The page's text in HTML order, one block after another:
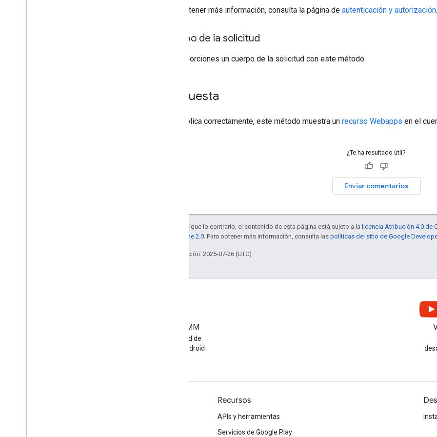
Para obtener más información, consulta la página de autenticación y autorización.
Cuerpo de la solicitud
No proporciones un cuerpo de la solicitud con este método.
Respuesta
Si se aplica correctamente, este método muestra un recurso Webapps en el
¿Te ha resultado útil?
Enviar comentarios
Salvo que se indique lo contrario, el contenido de esta página está sujeto a la licencia Atribución 4.0 de
licencia Apache 2.0 . Para obtener más información, consulta las políticas del sitio de Google
Última actualización: 2025-07-26 (UTC)
Comunidad de EMM
Únete a la comunidad de
desarrolladores de Android
Recursos
APIs y herramientas
Servicios de Google Play